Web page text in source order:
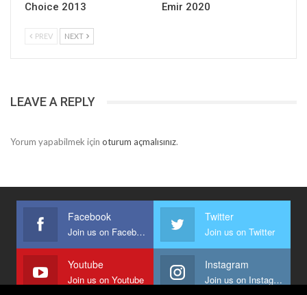
Choice 2013
Emir 2020
PREV NEXT
LEAVE A REPLY
Yorum yapabilmek için oturum açmalısınız.
Facebook
Join us on Facebook
Twitter
Join us on Twitter
Youtube
Join us on Youtube
Instagram
Join us on Instagram